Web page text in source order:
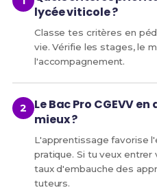
lycée viticole ?
Classe tes critères en
vie. Vérifie les stages, le
l'accompagnement.
Le Bac Pro CGEVV
mieux ?
L'apprentissage favorise
pratique. Si tu veux
taux d'embauche des
tuteurs.